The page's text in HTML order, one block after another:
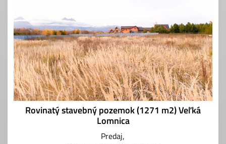
Rovinatý stavebný pozemok (1271 m2) Veľká
Lomnica
Predaj